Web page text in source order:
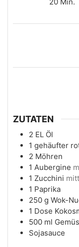
ZUTATEN
2 EL Öl
1 gehäufter
2 Möhren
1 Aubergine
1 Zucchini
1 Paprika
250 g Wok-
1 Dose
500 ml
Sojasauce